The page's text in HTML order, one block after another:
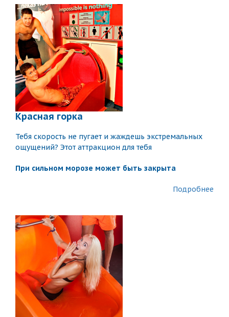
Красная горка
Тебя скорость не пугает и жаждешь экстремальных
ощущений? Этот аттракцион для тебя
При сильном морозе может быть закрыта
Подробнее